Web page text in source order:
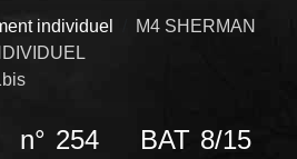
individuel
M4 SHERMAN
n° 254 BAT 8/15